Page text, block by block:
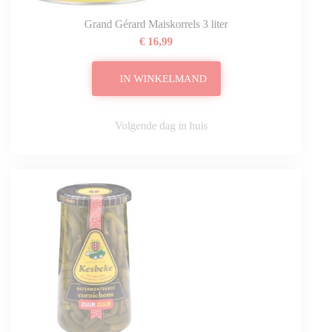
Grand Gérard Maiskorrels 3 liter
€ 16,99
IN WINKELMAND
Volgende dag in huis